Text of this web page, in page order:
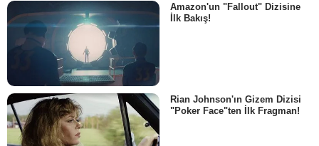
Amazon'un "Fallout" Dizisine
İlk Bakış!
Rian Johnson'ın Gizem Dizisi
"Poker Face"ten İlk Fragman!